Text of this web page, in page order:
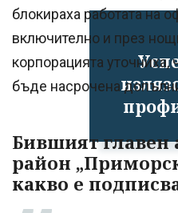
блокираха работата на
включително и през
корпорацията
бъде насрочена
Бившият главен
район
какво е